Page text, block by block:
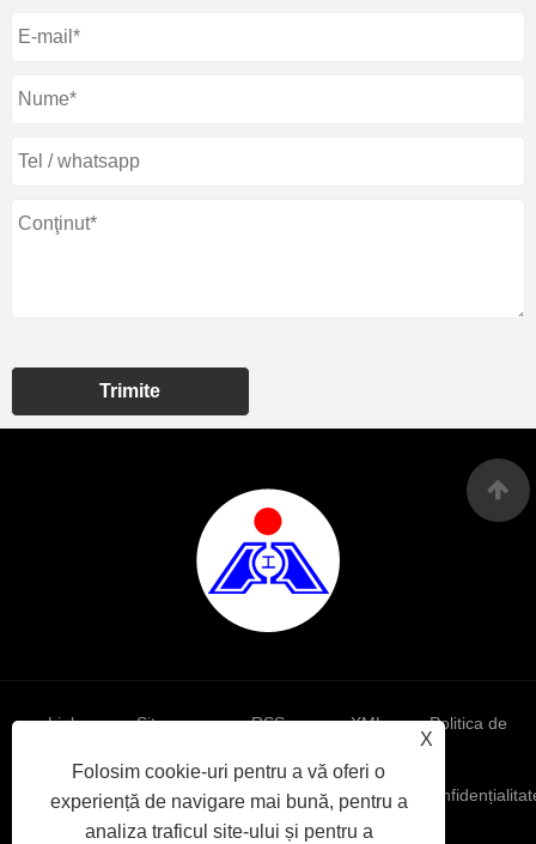
Trimite
X
Folosim cookie-uri pentru a vă oferi o
experiență de navigare mai bună, pentru a
analiza traficul site-ului și pentru a
Links Sitemap RSS XML Politica de